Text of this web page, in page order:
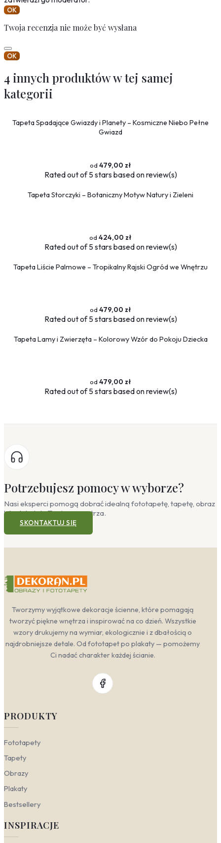
OK
Twoja recenzja nie może być wysłana
OK
4 innych produktów w tej samej
kategorii
Tapeta Spadające Gwiazdy i Planety – Kosmiczne Niebo Pełne
Gwiazd
479,00 zł
Ratedout of 5 stars based onreview(s)
Tapeta Storczyki – Botaniczny Motyw Natury i Zieleni
424,00 zł
Ratedout of 5 stars based onreview(s)
Tapeta Liście Palmowe – Tropikalny Rajski Ogród we Wnętrzu
479,00 zł
Ratedout of 5 stars based onreview(s)
Tapeta Lamy i Zwierzęta – Kolorowy Wzór do Pokoju Dziecka
479,00 zł
Ratedout of 5 stars based onreview(s)
Potrzebujesz pomocy w wyborze?
Nasi eksperci pomogą dobrać idealną fototapetę, tapetę, obraz
lub plakat do Twojego wnętrza.
SKONTAKTUJ SIĘ
Tworzymy wyjątkowe dekoracje ścienne, które pomagają
tworzyć piękne wnętrza i inspirować na co dzień. Wszystkie
wzory drukujemy na wymiar, ekologicznie i z dbałością o
najdrobniejsze detale. Od fototapet po plakaty — pomożemy
Ci nadać charakter każdej ścianie.
PRODUKTY
Fototapety
Tapety
Obrazy
Plakaty
Bestsellery
INSPIRACJE